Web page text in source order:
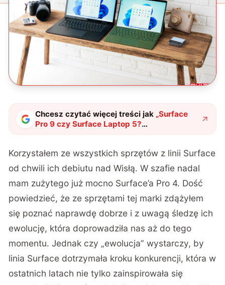
Chcesz czytać więcej treści jak „Surface
Pro 9 czy Surface Laptop 5?
Podpowiadamy, który komputer Microsoftu
Korzystałem ze wszystkich sprzętów z linii Surface
od chwili ich debiutu nad Wisłą. W szafie nadal
mam zużytego już mocno Surface’a Pro 4. Dość
powiedzieć, że ze sprzętami tej marki zdążyłem
się poznać naprawdę dobrze i z uwagą śledzę ich
ewolucję, która doprowadziła nas aż do tego
momentu. Jednak czy „ewolucja” wystarczy, by
linia Surface dotrzymała kroku konkurencji, która w
ostatnich latach nie tylko zainspirowała się